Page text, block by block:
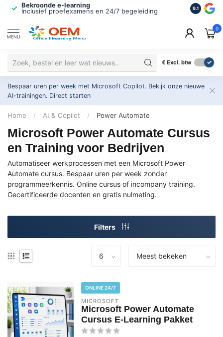
Bekroonde e-learning
Inclusief proefexamens en 24/7 begeleiding
ISO
2.500+
9.1
MENU
0
€ Excl. btw
Bespaar uren per week met Microsoft Copilot. Bekijk onze nieuwe
AI-trainingen. Direct starten
Home / AI & Copilot / Power Automate
Microsoft Power Automate Cursus
en Training voor Bedrijven
Automatiseer werkprocessen met een Microsoft Power
Automate cursus. Bespaar uren per week zonder
programmeerkennis. Online cursus of incompany training.
Gecertificeerde docenten en gratis nulmeting.
Filters
ONLINE 24/7
MICROSOFT
Microsoft Power Automate
Cursus E-Learning Pakket